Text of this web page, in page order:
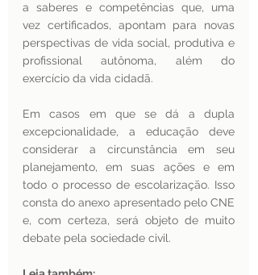
a saberes e competências que, uma
vez certificados, apontam para novas
perspectivas de vida social, produtiva e
profissional autônoma, além do
exercício da vida cidadã.
Em casos em que se dá a dupla
excepcionalidade, a educação deve
considerar a circunstância em seu
planejamento, em suas ações e em
todo o processo de escolarização. Isso
consta do anexo apresentado pelo CNE
e, com certeza, será objeto de muito
debate pela sociedade civil.